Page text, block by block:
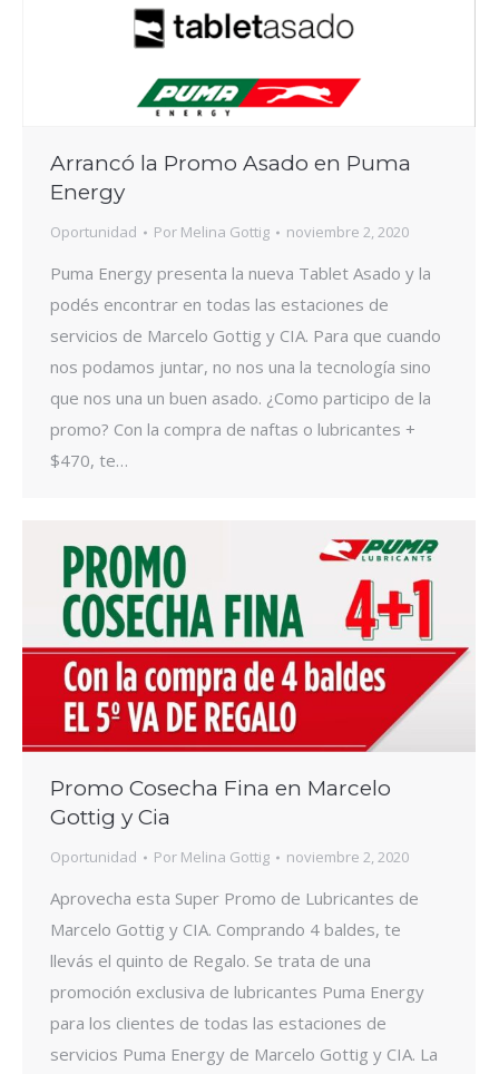
Arrancó la Promo Asado en Puma
Energy
Oportunidad Por Melina Gottig noviembre 2, 2020
Puma Energy presenta la nueva Tablet Asado y la
podés encontrar en todas las estaciones de
servicios de Marcelo Gottig y CIA. Para que cuando
nos podamos juntar, no nos una la tecnología sino
que nos una un buen asado. ¿Como participo de la
promo? Con la compra de naftas o lubricantes +
$470, te…
Promo Cosecha Fina en Marcelo
Gottig y Cia
Oportunidad Por Melina Gottig noviembre 2, 2020
Aprovecha esta Super Promo de Lubricantes de
Marcelo Gottig y CIA. Comprando 4 baldes, te
llevás el quinto de Regalo. Se trata de una
promoción exclusiva de lubricantes Puma Energy
para los clientes de todas las estaciones de
servicios Puma Energy de Marcelo Gottig y CIA. La